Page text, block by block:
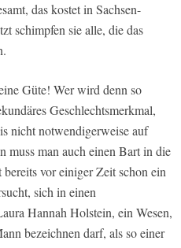
das kostet in Sachsen-
schimpfen sie alle, die das
Güte! Wer wird denn so
Geschlechtsmerkmal,
nicht notwendigerweise auf
muss man auch einen Bart in die
vor einiger Zeit schon ein
sich in einen
Hannah Holstein, ein Wesen,
bezeichnen darf, als so einer